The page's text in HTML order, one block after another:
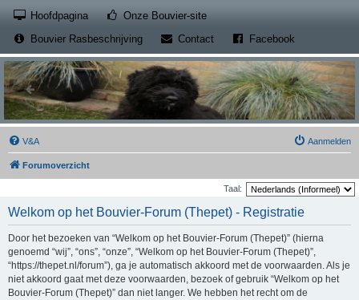
Hoofdpagina Onze Bouvier-site(Opens a new tab)
Bouvier Rasbeschrijving
Contact(Opens a new tab)
Facebook
V&A Aanmelden
Forumoverzicht
Taal:
Welkom op het Bouvier-Forum (Thepet) - Registratie
Door het bezoeken van “Welkom op het Bouvier-Forum (Thepet)” (hierna
genoemd “wij”, “ons”, “onze”, “Welkom op het Bouvier-Forum (Thepet)”,
“https://thepet.nl/forum”), ga je automatisch akkoord met de voorwaarden. Als je
niet akkoord gaat met deze voorwaarden, bezoek of gebruik “Welkom op het
Bouvier-Forum (Thepet)” dan niet langer. We hebben het recht om de